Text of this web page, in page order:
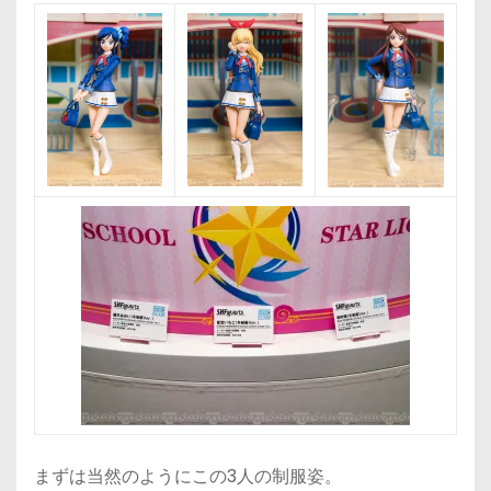
まずは当然のようにこの3人の制服姿。